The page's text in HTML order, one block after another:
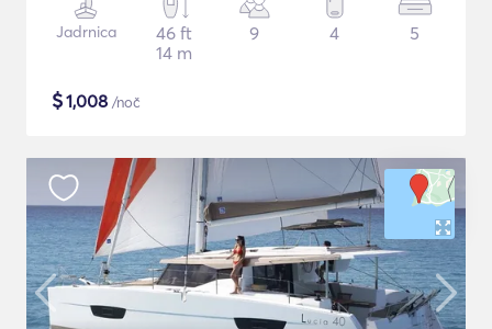
Jadrnica
46 ft
14 m
9 4 5
$1,008 /noč